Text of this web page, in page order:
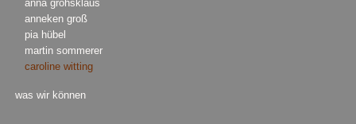
anna grohsklaus
anneken groß
pia hübel
martin sommerer
caroline witting
was wir können